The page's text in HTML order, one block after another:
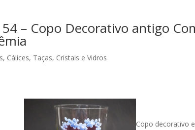
54 – Copo Decorativo antigo
Cálices, Taças, Cristais e Vidros
Copo decorativo